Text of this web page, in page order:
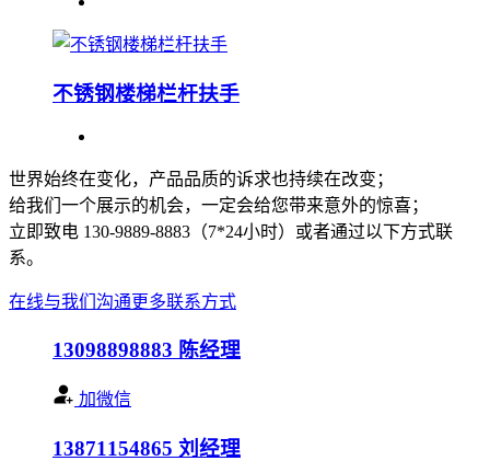
不锈钢楼梯栏杆扶手
世界始终在变化，产品品质的诉求也持续在改变；
给我们一个展示的机会，一定会给您带来意外的惊喜；
立即致电 130-9889-8883（7*24小时）或者通过以下方式联
系。
在线与我们沟通更多联系方式
13098898883 陈经理
加微信
13871154865 刘经理